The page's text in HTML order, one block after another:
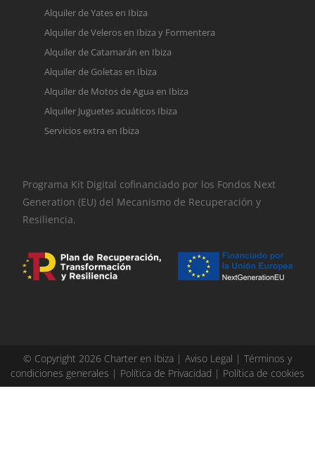
Alquiler de Yates en Ibiza
Alquiler de Veleros en Ibiza y Formentera
Alquiler de Catamarán en Ibiza
Alquiler de Goletas en Ibiza
Alquiler de Motos de Agua en Ibiza
Alquiler Juguetes acuáticos Ibiza
Servicios extra en Ibiza
Programa Kit Digital cofinanciado por los Fondos Next
Generation (EU) del Mecanismo de Recuperación y
Resiliencia.
© Copyright 2026 Charter en Ibiza | Aviso Legal | Términos y
condiciones generales | Política de Privacidad | Política de cookies